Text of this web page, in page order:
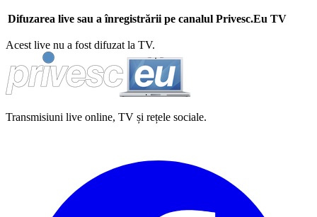
Difuzarea live sau a înregistrării pe canalul Privesc.Eu TV
Acest live nu a fost difuzat la TV.
Transmisiuni live online, TV și rețele sociale.